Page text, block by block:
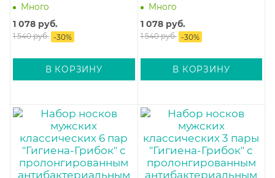
пролонгированным
антибактериальным и
противогрибковым
действием от
Много
1 078 руб.
1 540руб. -30%
В КОРЗИНУ
пролонгированным
антибактериальным и
противогрибковым
действием от
Много
1 078руб.
1 540руб. -30%
В КОРЗИНУ